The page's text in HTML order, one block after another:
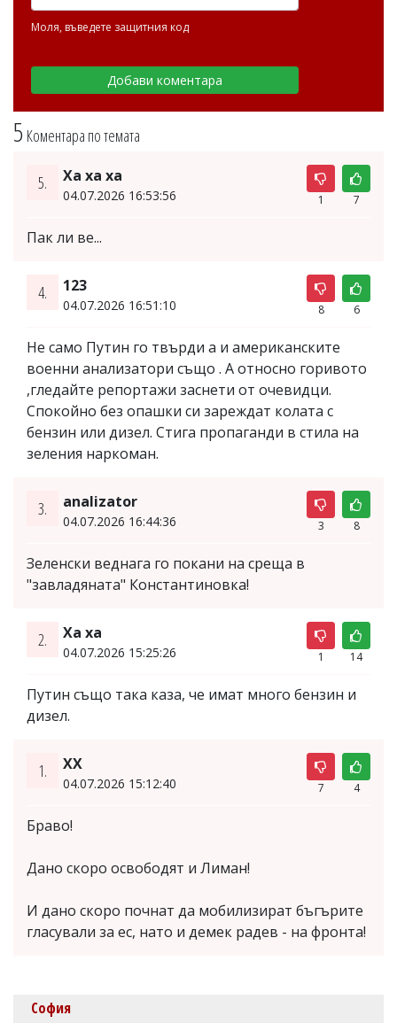
5 Коментара по темата
5. Ха ха ха
04.07.2026 16:53:56 1 7
Пак ли ве...
4. 123
04.07.2026 16:51:10 8 6
Не само Путин го твърди а и американските
военни анализатори също . А относно горивото
,гледайте репортажи заснети от очевидци.
Спокойно без опашки си зареждат колата с
бензин или дизел. Стига пропаганди в стила на
зеления наркоман.
3. analizator
04.07.2026 16:44:36 3 8
Зеленски веднага го покани на среща в
"завладяната" Константиновка!
2. Ха ха
04.07.2026 15:25:26 1 14
Путин също така каза, че имат много бензин и
дизел.
1. XX
04.07.2026 15:12:40 7 4
Браво!
Дано скоро освободят и Лиман!
И дано скоро почнат да мобилизират бъгърите
гласували за ес, нато и демек радев - на фронта!
Моля, въведете защитния код
София